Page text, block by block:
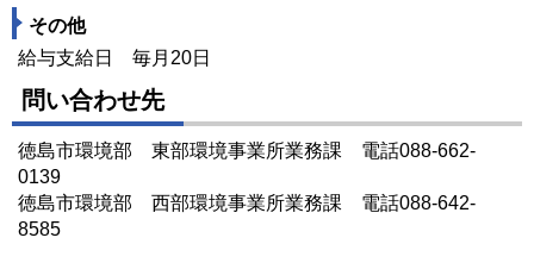
その他
給与支給日 毎月20日
問い合わせ先
徳島市環境部 東部環境事業所業務課 電話088-662-
0139
徳島市環境部 西部環境事業所業務課 電話088-642-
8585